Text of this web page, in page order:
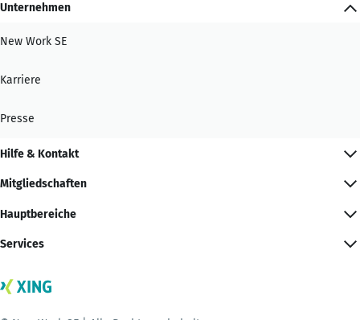
Unternehmen
New Work SE
Karriere
Presse
Hilfe & Kontakt
Mitgliedschaften
Hauptbereiche
Services